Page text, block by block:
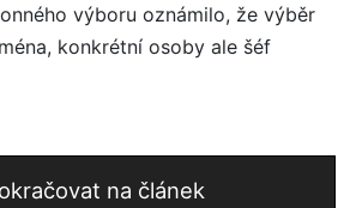
výboru oznámilo, že výběr
konkrétní osoby ale šéf
na článek